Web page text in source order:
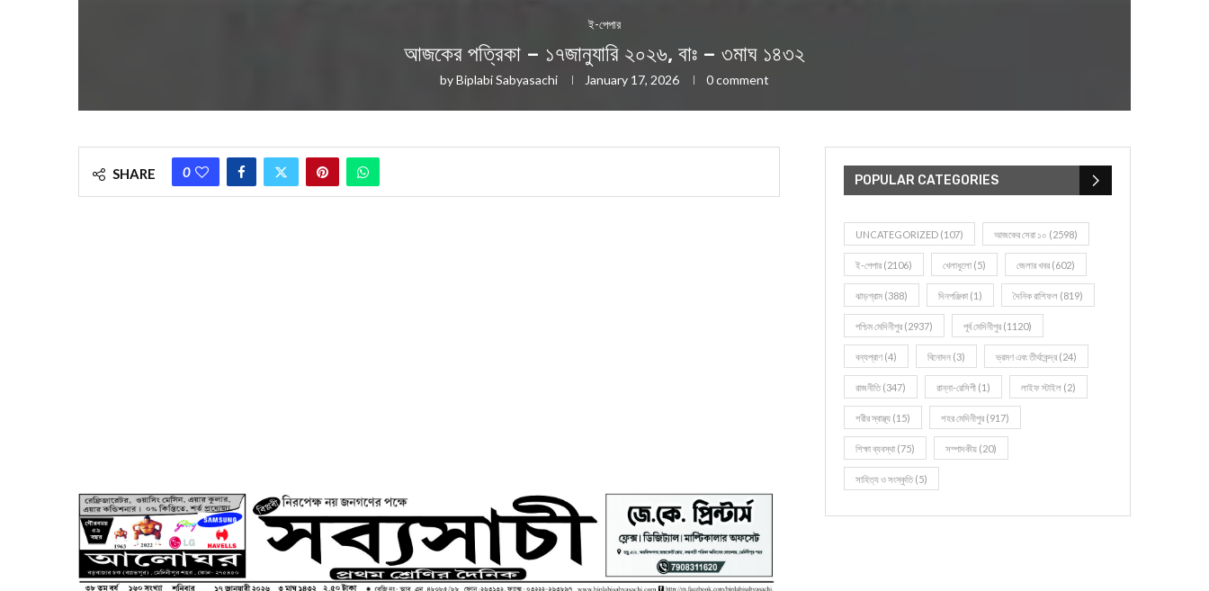
ই-পেপার
আজকের পত্রিকা – ১৭জানুযারি ২০২৬, বাঃ – ৩মাঘ ১৪৩২
byBiplabi Sabyasachi January 17, 2026 0 comment
SHARE 0
POPULAR CATEGORIES
UNCATEGORIZED (107) আজকের সেরা ১০ (2598)
ই-পেপার (2106) খেলাধূলো (5) জেলার খবর (602)
ঝাড়গ্রাম (388) দিনপঞ্জিকা (1) দৈনিক রাশিফল (819)
পশ্চিম মেদিনীপুর (2937) পূর্ব মেদিনীপুর (1120)
বন্যপ্রাণ (4) বিনোদন (3) ভ্রমণ এবং তীর্থকেন্দ্র (24)
রাজনীতি(347) রান্না-রেসিপী (1) লাইফ স্টাইল (2)
শরীর স্বাস্থ্য (15) শহর মেদিনীপুর (917)
শিক্ষা ব্যবস্থা (75) সম্পাদকীয় (20)
সাহিত্য ও সংস্কৃতি(5)